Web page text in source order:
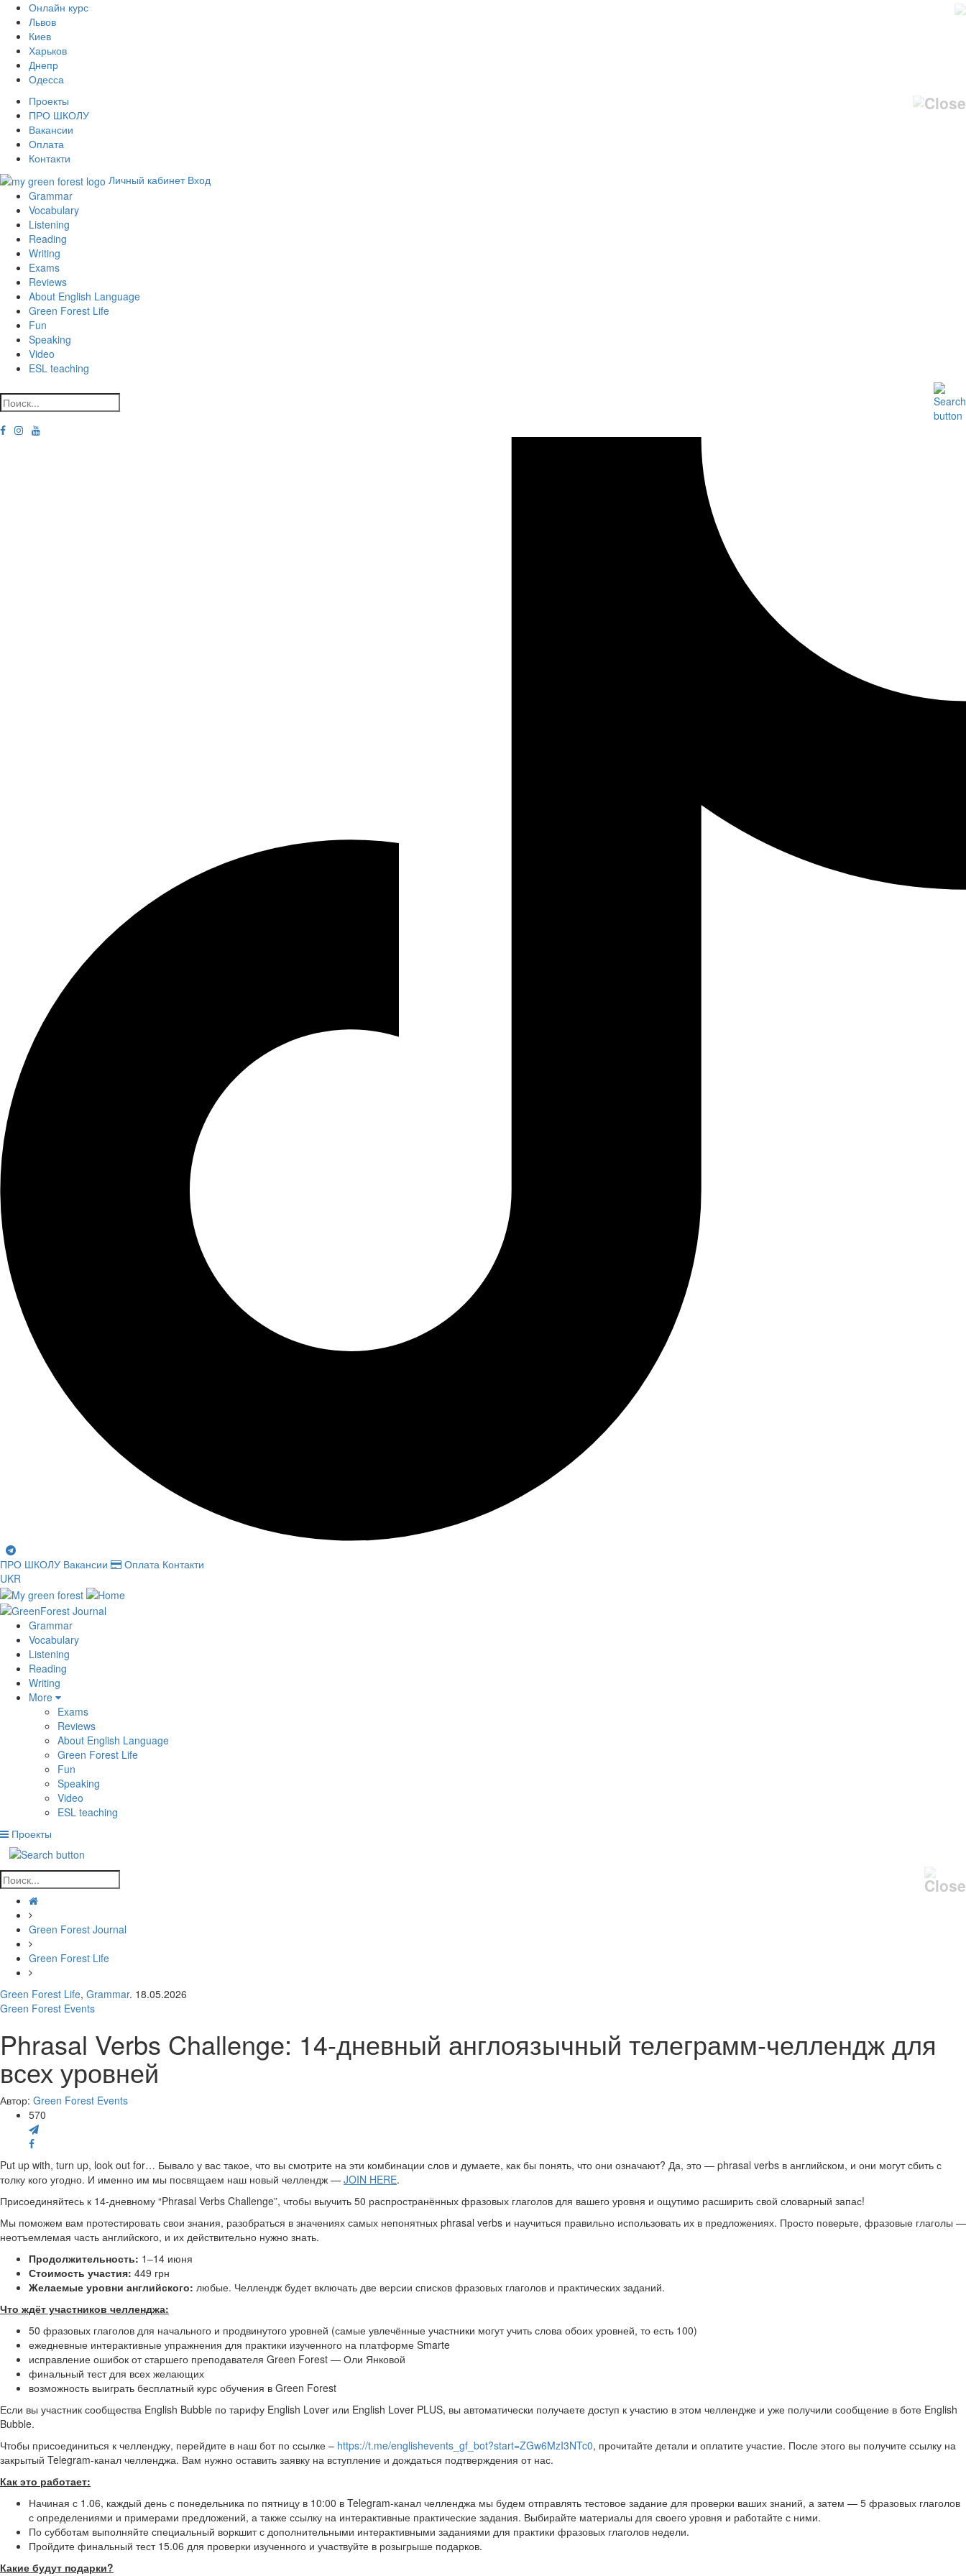
Онлайн курс
Львов
Киев
Харьков
Днепр
Одесса
Проекты
ПРО ШКОЛУ
Вакансии
Оплата
Контакти
Личный кабинет Вход
Grammar
Vocabulary
Listening
Reading
Writing
Exams
Reviews
About English Language
Green Forest Life
Fun
Speaking
Video
ESL teaching
ПРО ШКОЛУ Вакансии Оплата Контакти
UKR
Grammar
Vocabulary
Listening
Reading
Writing
More
Exams
Reviews
About English Language
Green Forest Life
Fun
Speaking
Video
ESL teaching
Проекты
Green Forest Journal
Green Forest Life
Green Forest Life, Grammar. 18.05.2026
Green Forest Events
Phrasal Verbs Challenge: 14-дневный англоязычный телеграмм-челлендж для
всех уровней
Автор: Green Forest Events
570
Put up with, turn up, look out for… Бывало у вас такое, что вы смотрите на эти комбинации слов и думаете, как бы понять, что они означают? Да, это — phrasal verbs в английском, и они могут сбить с
толку кого угодно. И именно им мы посвящаем наш новый челлендж — JOIN HERE.
Присоединяйтесь к 14-дневному “Phrasal Verbs Challenge”, чтобы выучить 50 распространённых фразовых глаголов для вашего уровня и ощутимо расширить свой словарный запас!
Мы поможем вам протестировать свои знания, разобраться в значениях самых непонятных phrasal verbs и научиться правильно использовать их в предложениях. Просто поверьте, фразовые глаголы —
неотъемлемая часть английского, и их действительно нужно знать.
Продолжительность: 1–14 июня
Стоимость участия: 449 грн
Желаемые уровни английского: любые. Челлендж будет включать две версии списков фразовых глаголов и практических заданий.
Что ждёт участников челленджа:
50 фразовых глаголов для начального и продвинутого уровней (самые увлечённые участники могут учить слова обоих уровней, то есть 100)
ежедневные интерактивные упражнения для практики изученного на платформе Smarte
исправление ошибок от старшего преподавателя Green Forest — Оли Янковой
финальный тест для всех желающих
возможность выиграть бесплатный курс обучения в Green Forest
Если вы участник сообщества English Bubble по тарифу English Lover или English Lover PLUS, вы автоматически получаете доступ к участию в этом челлендже и уже получили сообщение в боте English
Bubble.
Чтобы присоединиться к челленджу, перейдите в наш бот по ссылке – https://t.me/englishevents_gf_bot?start=ZGw6MzI3NTc0, прочитайте детали и оплатите участие. После этого вы получите ссылку на
закрытый Telegram-канал челленджа. Вам нужно оставить заявку на вступление и дождаться подтверждения от нас.
Как это работает:
Начиная с 1.06, каждый день с понедельника по пятницу в 10:00 в Telegram-канал челленджа мы будем отправлять тестовое задание для проверки ваших знаний, а затем — 5 фразовых глаголов
с определениями и примерами предложений, а также ссылку на интерактивные практические задания. Выбирайте материалы для своего уровня и работайте с ними.
По субботам выполняйте специальный воркшит с дополнительными интерактивными заданиями для практики фразовых глаголов недели.
Пройдите финальный тест 15.06 для проверки изученного и участвуйте в розыгрыше подарков.
Какие будут подарки?